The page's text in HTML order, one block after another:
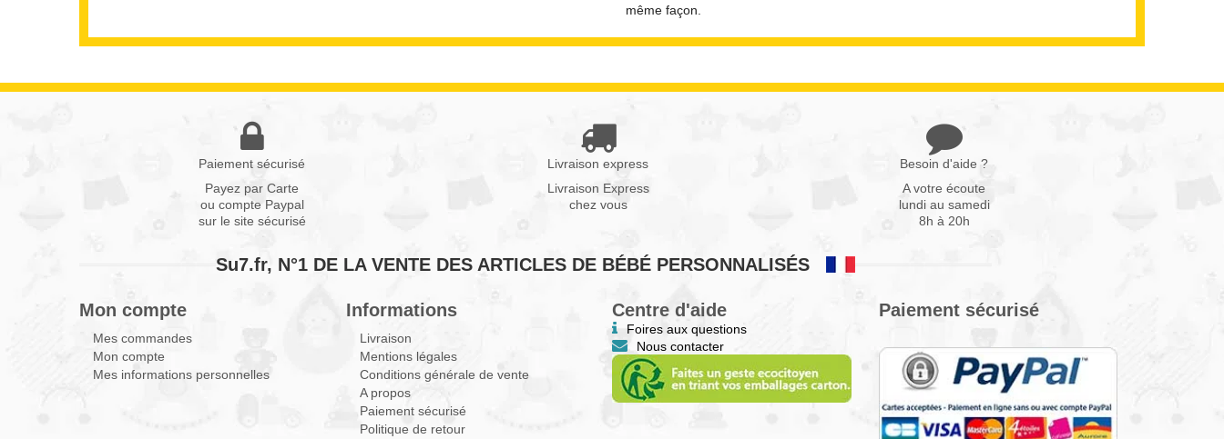
même façon.
Paiement sécurisé
Payez par Carte
ou compte Paypal
sur le site sécurisé
Livraison express
Livraison Express
chez vous
Besoin d'aide ?
A votre écoute
lundi au samedi
8h à 20h
Su7.fr, N°1 DE LA VENTE DES ARTICLES DE BÉBÉ PERSONNALISÉS
Mon compte
Mes commandes
Mon compte
Mes informations personnelles
Informations
Livraison
Mentions légales
Conditions générale de vente
A propos
Paiement sécurisé
Politique de retour
Centre d'aide
Foires aux questions
Nous contacter
Paiement sécurisé